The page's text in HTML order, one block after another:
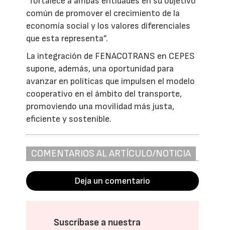
común de promover el crecimiento de la
economía social y los valores diferenciales
que esta representa”.
La integración de FENACOTRANS en CEPES
supone, además, una oportunidad para
avanzar en políticas que impulsen el modelo
cooperativo en el ámbito del transporte,
promoviendo una movilidad más justa,
eficiente y sostenible.
COMENTARIOS AL ARTÍCULO/NOTICIA
Deja un comentario
Suscríbase a nuestra